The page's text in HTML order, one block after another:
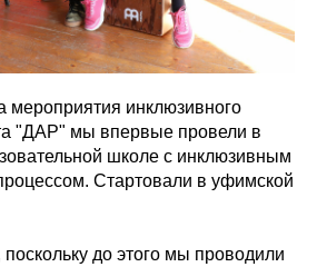
мероприятия инклюзивного
"ДАР" мы впервые провели в
школе с инклюзивным
Стартовали в уфимской
до этого мы проводили